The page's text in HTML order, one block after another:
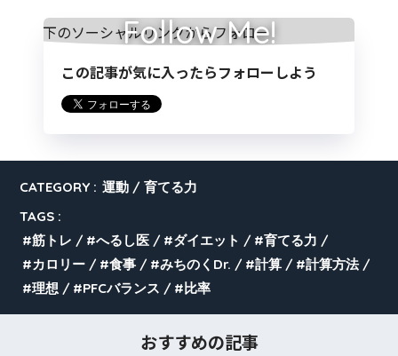
Follow Me!
この記事が気に入ったらフォローしよう
CATEGORY : 運動
育てる力
TAGS :
筋トレ
へるし医 ダイエット
育てる力
カロリー
食事 みちのくDr. 計算
計算方法
理想
PFCバランス 比率
おすすめの記事